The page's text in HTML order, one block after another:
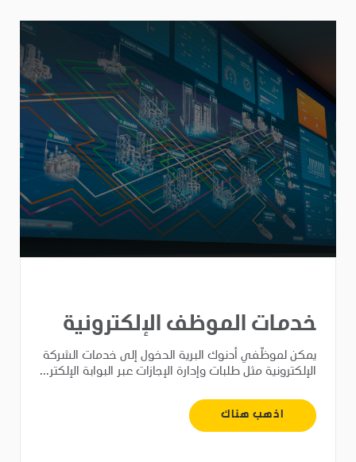
خدمات الموظف الإلكترونية
يمكن لموظّفي أدنوك البرية الدخول إلى خدمات الشركة
الإلكترونية مثل طلبات وإدارة الإجازات عبر البوابة الإلكتر...
اذهب هناك